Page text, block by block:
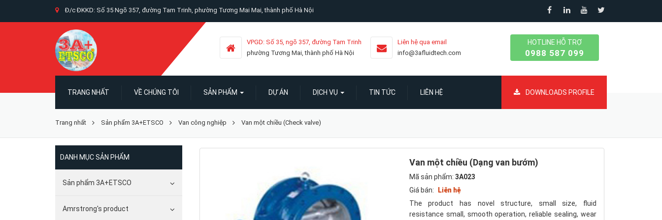
VPGD: Số 35, ngõ 357, đường Tam Trinh
phường Tương Mai, thành phố Hà Nội
Liên hệ qua email
info@3afluidtech.com
HOTLINE HỖ TRỢ
0988 587 099
TRANG NHẤT VỀ CHÚNG TÔI SẢN PHẨM DỰ ÁN DỊCH VỤ TIN TỨC LIÊN HỆ DOWNLOADS PROFILE
Đ/c ĐKKD: Số 35 Ngõ 357, đường Tam Trinh, phường Tương Mai Mai, thành phố Hà Nội
Trang nhất Sản phẩm 3A+ETSCO Van công nghiệp Van một chiều (Check valve)
Van một chiều (Dạng van bướm)
Mã sản phẩm: 3A023
Giá bán:
Liên hệ
The product has novel structure, small size, fluid
resistance small, smooth operation, reliable sealing, wear
DANH MỤC SẢN PHẨM
Sản phẩm 3A+ETSCO
Amrstrong's product